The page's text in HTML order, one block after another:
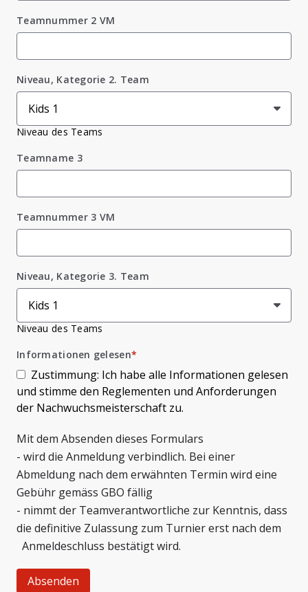
Teamnummer 2 VM
Niveau, Kategorie 2. Team
Niveau des Teams
Teamname 3
Teamnummer 3 VM
Niveau, Kategorie 3. Team
Niveau des Teams
Informationen gelesen*
Zustimmung: Ich habe alle Informationen gelesen
und stimme den Reglementen und Anforderungen
der Nachwuchsmeisterschaft zu.
Mit dem Absenden dieses Formulars
- wird die Anmeldung verbindlich. Bei einer
Abmeldung nach dem erwähnten Termin wird eine
Gebühr gemäss GBO fällig
- nimmt der Teamverantwortliche zur Kenntnis, dass
die definitive Zulassung zum Turnier erst nach dem
Anmeldeschluss bestätigt wird.
Absenden